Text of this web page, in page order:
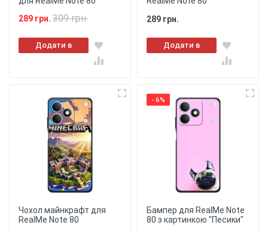
289 грн. 309 грн.
Додати в
кошик
289 грн.
Додати в
кошик
Чохол майнкрафт для
RealMe Note 80
- 6%
Бампер для RealMe Note
80 з картинкою "Песики"